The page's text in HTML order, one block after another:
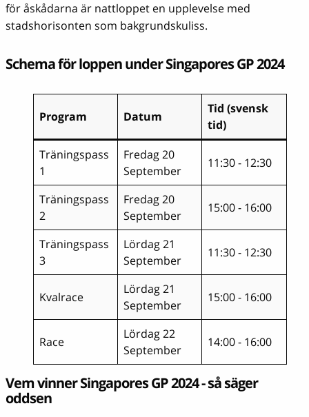
för åskådarna är nattloppet en upplevelse med
stadshorisonten som bakgrundskuliss.
Schema för loppen under Singapores GP 2024
Program Datum
Tid (svensk
tid)
Träningspass
1
Fredag 20
September
11:30 - 12:30
Träningspass
2
Fredag 20
September
15:00 - 16:00
Träningspass
3
Lördag 21
September
11:30 - 12:30
Kvalrace
Lördag 21
September
15:00 - 16:00
Race
Lördag 22
September
14:00 - 16:00
Vem vinner Singapores GP 2024 - så säger
oddsen